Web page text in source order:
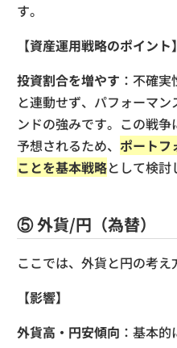
す。
【資産運用戦略のポイント】
投資割合を増やす ：不確
と連動せず、パフォーマ
ンドの強みです。この戦
予想されるため、 ポートフ
ことを基本戦略として検討
⑤ 外貨/円（為替）
ここでは、外貨と円の考え
【影響】
外貨高・円安傾向 ：基本